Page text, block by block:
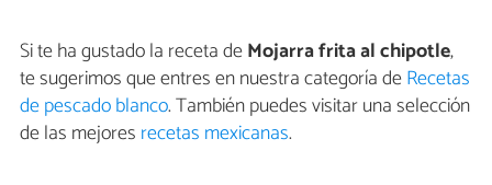
Si te ha gustado la receta deMojarra frita al chipotle,
te sugerimos que entres en nuestra categoría deRecetas
de pescado blanco. También puedes visitar una selección
de las mejores recetas mexicanas.